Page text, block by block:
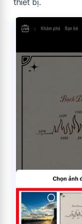
thiết bị.